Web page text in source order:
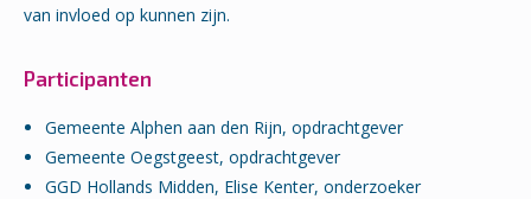
van invloed op kunnen zijn.
Participanten
Gemeente Alphen aan den Rijn, opdrachtgever
Gemeente Oegstgeest, opdrachtgever
GGD Hollands Midden, Elise Kenter, onderzoeker